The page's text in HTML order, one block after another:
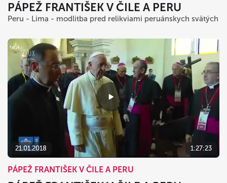
PÁPEŽ FRANTIŠEK V ČILE A PERU
Peru - Lima - modlitba pred relikviami peruánskych svätých
21.01.2018 1:27:23
PÁPEŽ FRANTIŠEK V ČILE A PERU